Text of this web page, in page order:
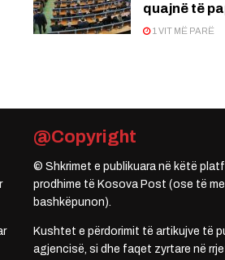
quajnë të
1 VIT MË PARË
@Copyright
© Shkrimet e publikuara në këtë
prodhime të Kosova Post (ose të
bashkëpunon).
Kushtet e përdorimit të artikujve të
agjencisë, si dhe faqet zyrtare në